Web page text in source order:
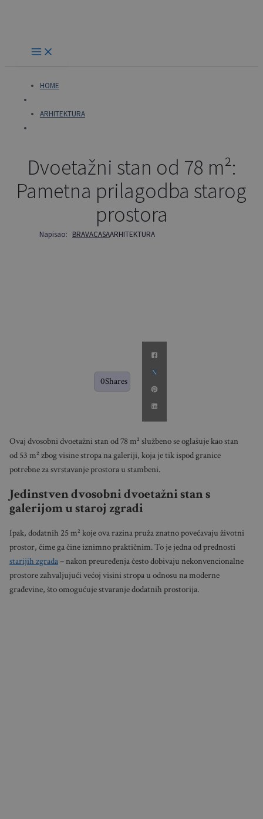
HOME
ARHITEKTURA
Dvoetažni stan od 78 m²:
Pametna prilagodba starog
prostora
Napisao: BRAVACASAARHITEKTURA
0Shares
Ovaj dvosobni dvoetažni stan od 78 m² službeno se oglašuje kao stan
od 53 m² zbog visine stropa na galeriji, koja je tik ispod granice
potrebne za svrstavanje prostora u stambeni.
Jedinstven dvosobni dvoetažni stan s
galerijom u staroj zgradi
Ipak, dodatnih 25 m² koje ova razina pruža znatno povećavaju životni
prostor, čime ga čine iznimno praktičnim. To je jedna od prednosti
starijih zgrada– nakon preuređenja često dobivaju nekonvencionalne
prostore zahvaljujući većoj visini stropa u odnosu na moderne
građevine, što omogućuje stvaranje dodatnih prostorija.